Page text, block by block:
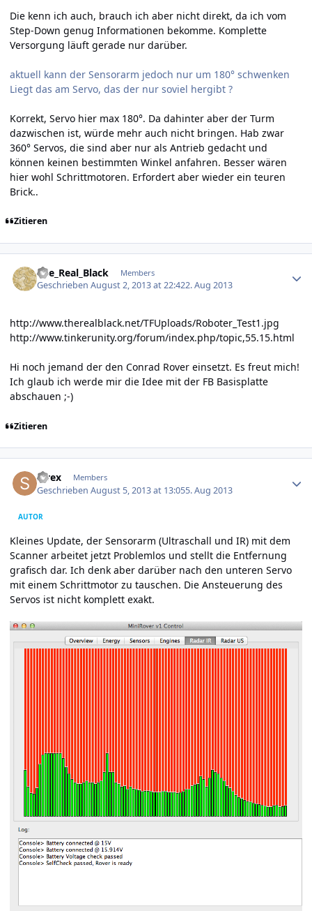
Die kenn ich auch, brauch ich aber nicht direkt, da ich vom
Step-Down genug Informationen bekomme. Komplette
Versorgung läuft gerade nur darüber.
aktuell kann der Sensorarm jedoch nur um 180° schwenken
Liegt das am Servo, das der nur soviel hergibt ?
Korrekt, Servo hier max 180°. Da dahinter aber der Turm
dazwischen ist, würde mehr auch nicht bringen. Hab zwar
360° Servos, die sind aber nur als Antrieb gedacht und
können keinen bestimmten Winkel anfahren. Besser wären
hier wohl Schrittmotoren. Erfordert aber wieder ein teuren
Brick..
Zitieren
The_Real_Black Members
GeschriebenAugust 2, 2013 at 22:422. Aug 2013
http://www.therealblack.net/TFUploads/Roboter_Test1.jpg
http://www.tinkerunity.org/forum/index.php/topic,55.15.html
Hi noch jemand der den Conrad Rover einsetzt. Es freut mich!
Ich glaub ich werde mir die Idee mit der FB Basisplatte
abschauen ;-)
Zitieren
strex Members
GeschriebenAugust 5, 2013 at 13:055. Aug 2013
AUTOR
Kleines Update, der Sensorarm (Ultraschall und IR) mit dem
Scanner arbeitet jetzt Problemlos und stellt die Entfernung
grafisch dar. Ich denk aber darüber nach den unteren Servo
mit einem Schrittmotor zu tauschen. Die Ansteuerung des
Servos ist nicht komplett exakt.